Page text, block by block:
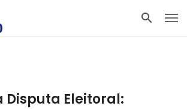
Disputa Eleitoral: